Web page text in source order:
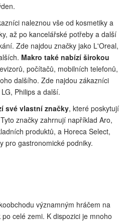
naleznou vše od kosmetiky a
až po kancelářské potřeby a další
Zde najdou značky jako L'Oreal,
Makro také nabízí širokou
počítačů, mobilních telefonů,
dalšího. Zde najdou zákazníci
Philips a další.
své vlastní značky, které poskytují
značky zahrnují například Aro,
produktů, a Horeca Select,
pro gastronomické podniky.
významným hráčem na
celé zemi. K dispozici je mnoho